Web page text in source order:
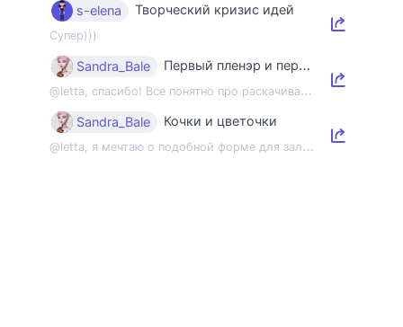
s-elena Творческий кризис идей
Супер)))
Sandra_Bale Первый пленэр и первый этюд
@
letta, спасибо! Все понятно про раскачивание пленэрной мышцы, но напомнить об э...
Sandra_Bale Кочки и цветочки
@
letta, я мечтаю о подобной форме для зала 😂